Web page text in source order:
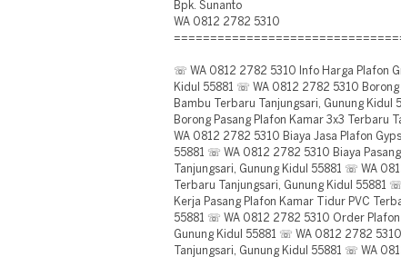
Bpk. Sunanto
WA 0812 2782 5310
☏ WA 0812 2782 5310 Info Harga Plafon
Kidul 55881 ☏ WA 0812 2782 5310 Borong
Bambu Terbaru Tanjungsari, Gunung
Borong Pasang Plafon Kamar 3x3 Terbaru
WA 0812 2782 5310 Biaya Jasa Plafon
55881 ☏ WA 0812 2782 5310 Biaya
Tanjungsari, Gunung Kidul 55881 ☏ WA
Terbaru Tanjungsari, Gunung Kidul 55881
Kerja Pasang Plafon Kamar Tidur PVC
55881 ☏ WA 0812 2782 5310 Order Plafon
Gunung Kidul 55881 ☏ WA 0812 2782
Tanjungsari, Gunung Kidul 55881 ☏ WA